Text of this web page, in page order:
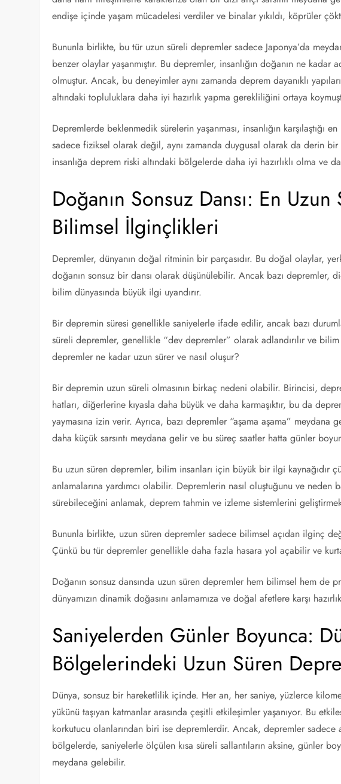
endişe içinde yaşam mücadelesi verdiler ve binalar yıkıldı, köprüler
Bununla birlikte, bu tür uzun süreli depremler sadece Japonya’da
benzer olaylar yaşanmıştır. Bu depremler, insanlığın doğanın ne kadar
olmuştur. Ancak, bu deneyimler aynı zamanda deprem dayanıklı
altındaki topluluklara daha iyi hazırlık yapma gerekliliğini ortaya
Depremlerde beklenmedik sürelerin yaşanması, insanlığın karşılaştığı
sadece fiziksel olarak değil, aynı zamanda duygusal olarak da derin bir
insanlığa deprem riski altındaki bölgelerde daha iyi hazırlıklı olma ve
Doğanın Sonsuz Dansı: En
Bilimsel İlginçlikleri
Depremler, dünyanın doğal ritminin bir parçasıdır. Bu doğal olaylar,
doğanın sonsuz bir dansı olarak düşünülebilir. Ancak bazı depremler,
bilim dünyasında büyük ilgi uyandırır.
Bir depremin süresi genellikle saniyelerle ifade edilir, ancak bazı
süreli depremler, genellikle “dev depremler” olarak adlandırılır ve
depremler ne kadar uzun sürer ve nasıl oluşur?
Bir depremin uzun süreli olmasının birkaç nedeni olabilir. Birincisi,
hatları, diğerlerine kıyasla daha büyük ve daha karmaşıktır, bu da
yaymasına izin verir. Ayrıca, bazı depremler “aşama aşama” meydana
daha küçük sarsıntı meydana gelir ve bu süreç saatler hatta günler
Bu uzun süren depremler, bilim insanları için büyük bir ilgi kaynağıdır
anlamalarına yardımcı olabilir. Depremlerin nasıl oluştuğunu ve neden
sürebileceğini anlamak, deprem tahmin ve izleme sistemlerini
Bununla birlikte, uzun süren depremler sadece bilimsel açıdan ilginç
Çünkü bu tür depremler genellikle daha fazla hasara yol açabilir ve
Doğanın sonsuz dansında uzun süren depremler hem bilimsel hem de
dünyamızın dinamik doğasını anlamamıza ve doğal afetlere karşı
Saniyelerden Günler Boyunca:
Bölgelerindeki Uzun Süren
Dünya, sonsuz bir hareketlilik içinde. Her an, her saniye, yüzlerce
yükünü taşıyan katmanlar arasında çeşitli etkileşimler yaşanıyor. Bu
korkutucu olanlarından biri ise depremlerdir. Ancak, depremler sadece
bölgelerde, saniyelerle ölçülen kısa süreli sallantıların aksine, günler
meydana gelebilir.